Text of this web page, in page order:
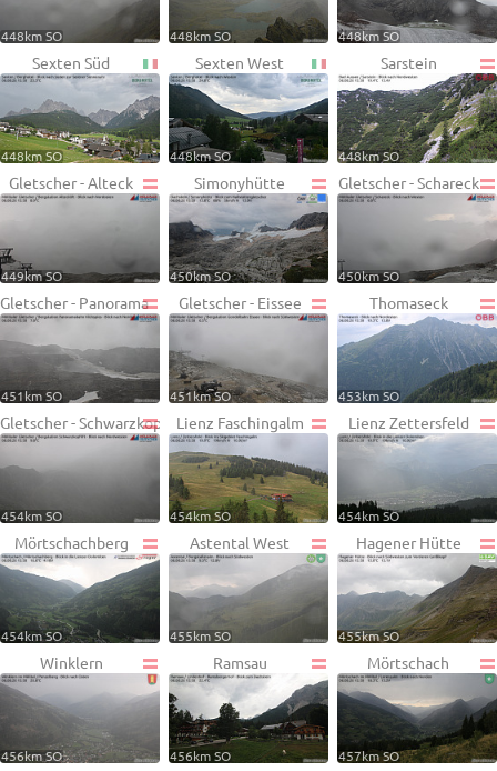
448km SO 448km SO 448km SO
Sexten Süd
448km SO
Sexten West
448km SO
Sarstein
448km SO
Gletscher - Alteck
449km SO
Simonyhütte
450km SO
Gletscher - Schareck
450km SO
Gletscher - Panorama
451km SO
Gletscher - Eissee
451km SO
Thomaseck
453km SO
Gletscher - Schwarzkopf
454km SO
Lienz Faschingalm
454km SO
Lienz Zettersfeld
454km SO
Mörtschachberg
454km SO
Astental West
455km SO
Hagener Hütte
455km SO
Winklern
456km SO
Ramsau
456km SO
Mörtschach
457km SO